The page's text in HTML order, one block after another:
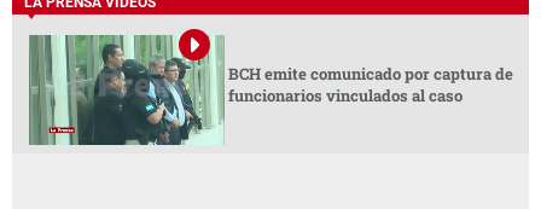
BCH emite comunicado por captura de
funcionarios vinculados al caso